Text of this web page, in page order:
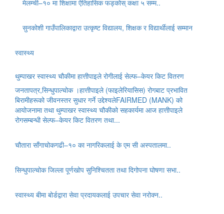
मेलम्ची–१० मा शिक्षामा ऐतिहासिक फड्कोस् कक्षा ५ सम्म..
सुनकोशी गाउँपालिकाद्वारा उत्कृष्ट विद्यालय, शिक्षक र विद्यार्थीलाई सम्मान
स्वास्थ्य
थुम्पाखर स्वास्थ्य चौकीमा हात्तीपाइले रोगीलाई सेल्फ–केयर किट वितरण
जनतापत्र,सिन्धुपाल्चोक ।हात्तीपाइले (फाइलेरियासिस) रोगबाट प्रभावित
बिरामीहरूको जीवनस्तर सुधार गर्ने उद्देश्यलेFAIRMED (MANK) को
आयोजनामा तथा थुम्पाखर स्वास्थ्य चौकीको सहकार्यमा आज हात्तीपाइले
रोगसम्बन्धी सेल्फ–केयर किट वितरण तथा...
चौतारा साँगाचोकगढी–१० का नागरिकलाई के एम सी अस्पतालमा..
सिन्धुपाल्चोक जिल्ला पूर्णखोप सुनिश्चितता तथा दिगोपना घोषणा सभा..
स्वास्थ्य बीमा बोर्डद्वारा सेवा प्रदायकलाई उपचार सेवा नरोक्न..